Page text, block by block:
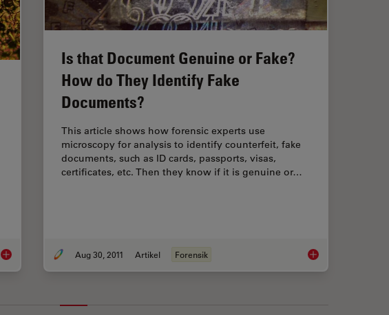
See the Structure with Microscopy - Know the Composition with Laser Spectroscopy
Is that Document Genuine or Fake?
How do They Identify Fake
Documents?
This article shows how forensic experts use
microscopy for analysis to identify counterfeit, fake
documents, such as ID cards, passports, visas,
certificates, etc. Then they know if it is genuine or…
Aug 30, 2011 Artikel Forensik Is that Document